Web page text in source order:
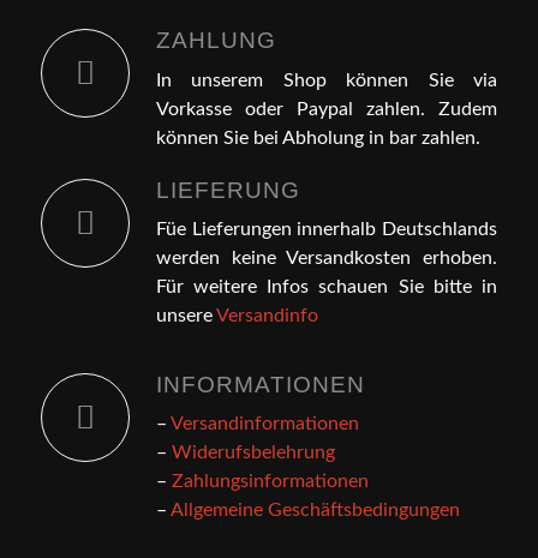
ZAHLUNG
In unserem Shop können Sie via
Vorkasse oder Paypal zahlen. Zudem
können Sie bei Abholung in bar zahlen.
LIEFERUNG
Füe Lieferungen innerhalb Deutschlands
werden keine Versandkosten erhoben.
Für weitere Infos schauen Sie bitte in
unsereVersandinfo
INFORMATIONEN
– Versandinformationen
– Widerufsbelehrung
– Zahlungsinformationen
– Allgemeine Geschäftsbedingungen